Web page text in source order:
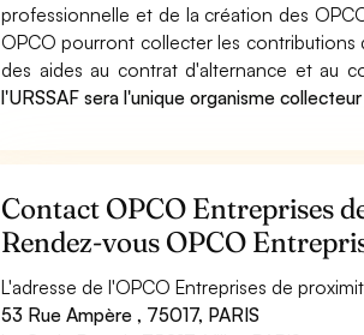
professionnelle et de la création des
OPCO pourront collecter les
des aides au contrat d'alternance et au
l'URSSAF sera l'unique organisme
Contact OPCO Entreprises
Rendez-vous OPCO
L'adresse de l'OPCO Entreprises de
53 Rue Ampère , 75017, PARIS